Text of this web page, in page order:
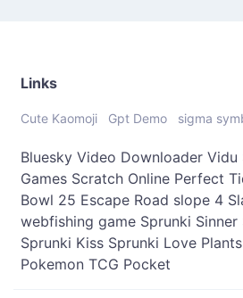
Links
Cute Kaomoji Gpt Demo sigma
Bluesky Video Downloader Vidu
Games Scratch Online Perfect
Bowl 25 Escape Road slope 4
webfishing game Sprunki Sinner
Sprunki Kiss Sprunki Love
Pokemon TCG Pocket